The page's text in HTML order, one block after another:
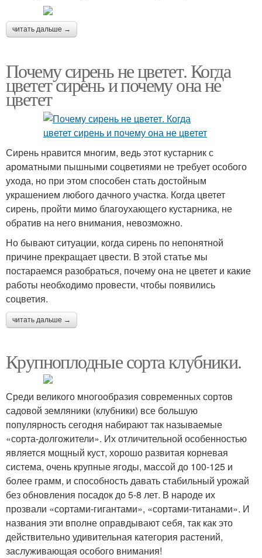
читать дальше →
Почему сирень не цветет. Когда
цветет сирень и почему она не
цветет
Сирень нравится многим, ведь этот кустарник с
ароматными пышными соцветиями не требует особого
ухода, но при этом способен стать достойным
украшением любого дачного участка. Когда цветет
сирень, пройти мимо благоухающего кустарника, не
обратив на него внимания, невозможно.
Но бывают ситуации, когда сирень по непонятной
причине прекращает цвести. В этой статье мы
постараемся разобраться, почему она не цветет и какие
работы необходимо провести, чтобы появились
соцветия.
читать дальше →
Крупноплодные сорта клубники.
Среди великого многообразия современных сортов
садовой земляники (клубники) все большую
популярность сегодня набирают так называемые
«сорта-долгожители». Их отличительной особенностью
является мощный куст, хорошо развитая корневая
система, очень крупные ягоды, массой до 100-125 и
более грамм, и способность давать стабильный урожай
без обновления посадок до 5-8 лет. В народе их
прозвали «сортами-гигантами», «сортами-титанами». И
названия эти вполне оправдывают себя, так как это
действительно удивительная категория растений,
заслуживающая особого внимания!